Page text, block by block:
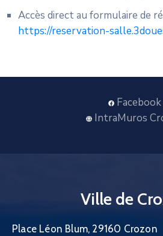
Accès direct au formulaire de
https://reservation-
Facebook
IntraMuros
Ville de
Place Léon Blum, 29160 Crozon